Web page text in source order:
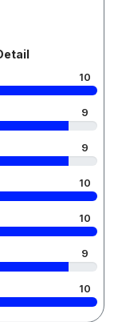
10
9
9
10
10
9
10